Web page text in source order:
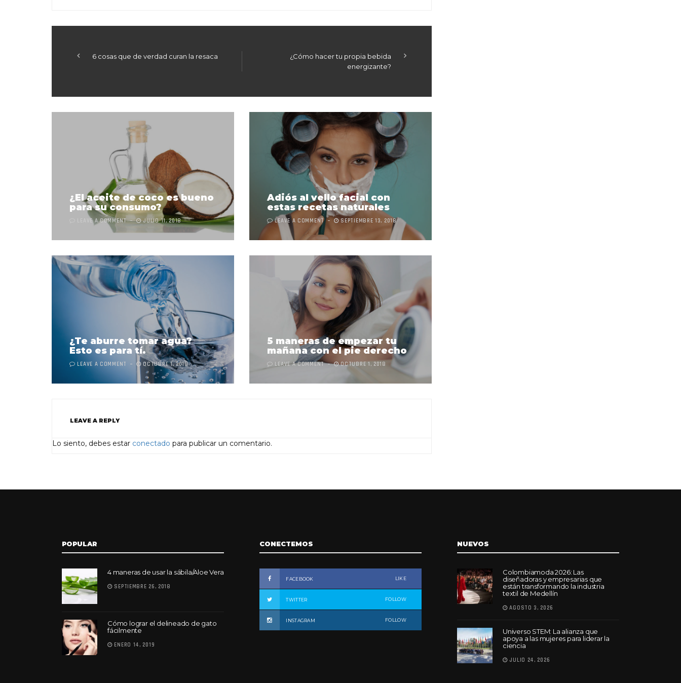
6 cosas que de verdad curan la resaca
¿Cómo hacer tu propia bebida
energizante?
¿El aceite de coco es bueno
para su consumo?
LEAVE A COMMENT JULIO 11, 2018
Adiós al vello facial con
estas recetas naturales
LEAVE A COMMENT SEPTIEMBRE 13, 2018
¿Te aburre tomar agua?
Esto es para tí.
LEAVE A COMMENT OCTUBRE 1, 2018
5 maneras de empezar tu
mañana con el pie derecho
LEAVE A COMMENT OCTUBRE 1, 2018
LEAVE A REPLY
Lo siento, debes estar conectado para publicar un comentario.
POPULAR
4 maneras de usar la sábila/Aloe Vera
SEPTIEMBRE 26, 2018
Cómo lograr el delineado de gato
fácilmente
ENERO 14, 2019
CONECTEMOS
FACEBOOK LIKE
TWITTER FOLLOW
INSTAGRAM FOLLOW
NUEVOS
Colombiamoda 2026: Las
diseñadoras y empresarias que
están transformando la industria
textil de Medellín
AGOSTO 3, 2026
Universo STEM: La alianza que
apoya a las mujeres para liderar la
ciencia
JULIO 24, 2026